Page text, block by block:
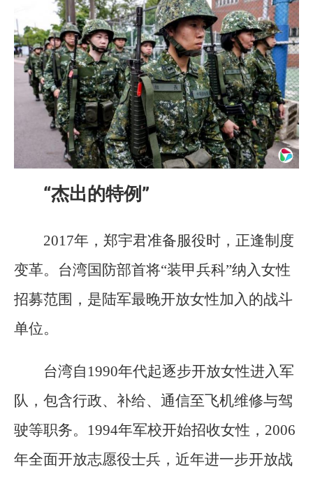
“杰出的特例”
2017年，郑宇君准备服役时，正逢制度
变革。台湾国防部首将“装甲兵科”纳入女性
招募范围，是陆军最晚开放女性加入的战斗
单位。
台湾自1990年代起逐步开放女性进入军
队，包含行政、补给、通信至飞机维修与驾
驶等职务。1994年军校开始招收女性，2006
年全面开放志愿役士兵，近年进一步开放战